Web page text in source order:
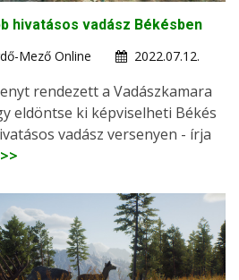
hivatásos vadász Békésben
Mező Online
2022.07.12.
rendezett a Vadászkamara
eldöntse ki képviselheti Békés
vadász versenyen - írja